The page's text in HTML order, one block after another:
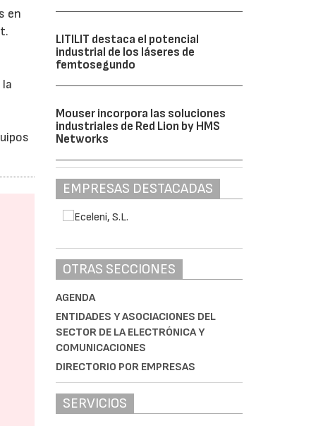
en
LITILIT destaca el potencial
industrial de los láseres de
femtosegundo
Mouser incorpora las soluciones
industriales de Red Lion by HMS
Networks
EMPRESAS DESTACADAS
OTRAS SECCIONES
AGENDA
ENTIDADES Y ASOCIACIONES DEL
SECTOR DE LA ELECTRÓNICA Y
COMUNICACIONES
DIRECTORIO POR EMPRESAS
SERVICIOS